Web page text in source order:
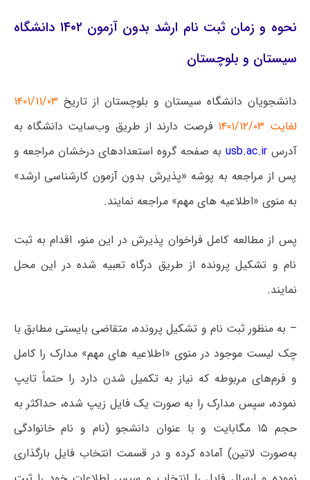
نحوه و زمان ثبت نام ارشد بدون آزمون ۱۴۰۲ دانشگاه
سیستان و بلوچستان
دانشجویان دانشگاه سیستان و بلوچستان از تاریخ ۱۴۰۱/۱۱/۰۳
لغایت ۱۴۰۱/۱۲/۰۳
فرصت دارند از طریق وب‌سایت دانشگاه به
آدرسusb.ac.ir به صفحه گروه استعدادهای درخشان مراجعه و
پس از مراجعه به پوشه «پذیرش بدون آزمون کارشناسی ارشد»
به منوی «اطلاعیه های مهم» مراجعه نمایند.
پس از مطالعه کامل فراخوان پذیرش در این منو، اقدام به ثبت
نام و تشکیل پرونده از طریق درگاه تعبیه شده در این محل
نمایند.
– به منظور ثبت نام و تشکیل پرونده، متقاضی بایستی مطابق با
چک لیست موجود در منوی «اطلاعیه های مهم» مدارک را کامل
و فرم‌های مربوطه که نیاز به تکمیل شدن دارد را حتماً تایپ
نموده، سپس مدارک را به صورت یک فایل زیپ شده، حداکثر به
حجم ۱۵ مگابایت و با عنوان دانشجو (نام و نام خانوادگی
به‌صورت لاتین) آماده کرده و در قسمت انتخاب فایل بارگذاری